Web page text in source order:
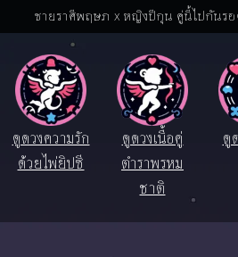
ชายราศีพฤษภ x หญิงปีกุน คู่นี้ไปกันรอด
ดูดวงความรัก
ด้วยไพ่ยิปซี
ดูดวงเนื้อคู่
ตำราพรหม
ชาติ
ดู